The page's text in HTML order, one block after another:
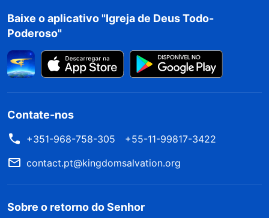
Baixe o aplicativo "Igreja de Deus Todo-
Poderoso"
Contate-nos
+351-968-758-305
+55-11-99817-3422
contact.pt@kingdomsalvation.org
Sobre o retorno do Senhor